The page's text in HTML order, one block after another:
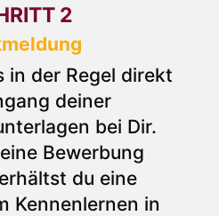
2
in der Regel direkt
deiner
bei Dir.
Bewerbung
du eine
Kennenlernen in